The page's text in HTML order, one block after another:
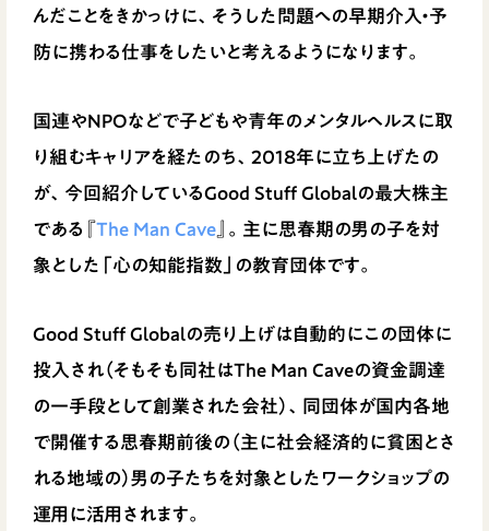
んだことをきかっけに、そうした問題への早期介入・予
防に携わる仕事をしたいと考えるようになります。
国連やNPOなどで子どもや青年のメンタルヘルスに取
り組むキャリアを経たのち、2018年に立ち上げたの
が、今回紹介しているGood Stuff Globalの最大株主
である『The Man Cave』。主に思春期の男の子を対
象とした「心の知能指数」の教育団体です。
Good Stuff Globalの売り上げは自動的にこの団体に
投入され（そもそも同社はThe Man Caveの資金調達
の一手段として創業された会社）、同団体が国内各地
で開催する思春期前後の（主に社会経済的に貧困とさ
れる地域の）男の子たちを対象としたワークショップの
運用に活用されます。